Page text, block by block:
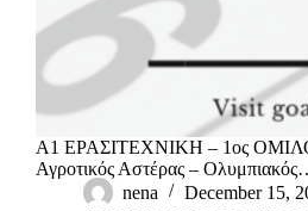
Α1 ΕΡΑΣΙΤΕΧΝΙΚΗ – 1ος
Αγροτικός Αστέρας –
nena
December 15,